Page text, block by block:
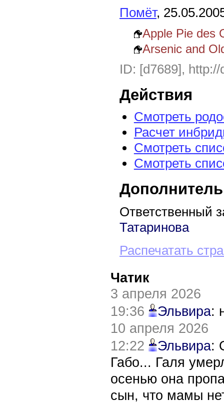
Помёт,
Apple Pie des
Arsenic and
ID: [d7689],
Действия
Смотреть
Расчет
Смотреть
Смотреть
Ответственный
Татаринова
Распечатать
Чатик
3 апреля 2026
19:36
Эльвира:
10 апреля 2026
12:22
Эльвира:
Габо... Галя
осенью она
сын, что мамы